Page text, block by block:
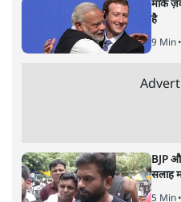
सबरीमला :
या पुरुषवादी सोच,
17 NOV,
प्रमोद मल्लिक